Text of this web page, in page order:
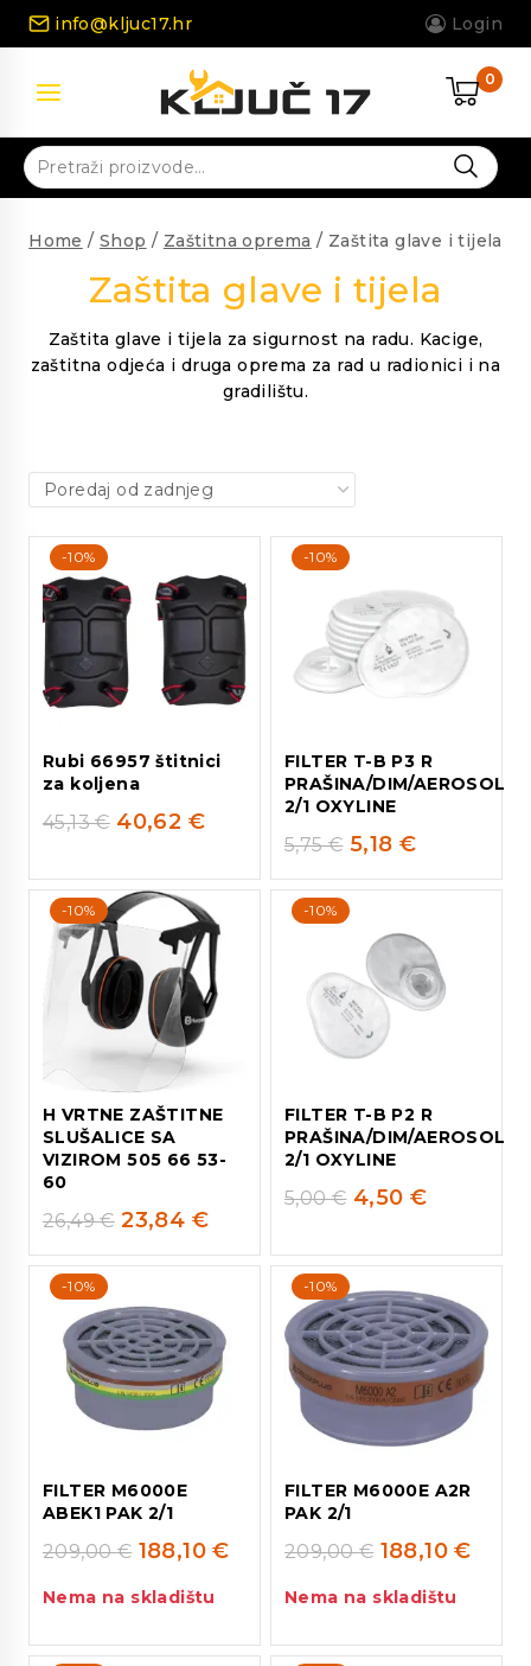
Skip
info@kljuc17.hr Login
0
Pretraži:
Home / Shop / Zaštitna oprema / Zaštita glave i tijela
Zaštita glave i tijela
Zaštita glave i tijela za sigurnost na radu. Kacige,
zaštitna odjeća i druga oprema za rad u radionici i na
gradilištu.
-10%
Rubi 66957 štitnici
za koljena
45,13€ 40,62 €
-10%
FILTER T-B P3 R
PRAŠINA/DIM/AEROSOL
2/1 OXYLINE
5,75€ 5,18 €
-10%
H VRTNE ZAŠTITNE
SLUŠALICE SA
VIZIROM 505 66 53-
60
26,49€ 23,84 €
-10%
FILTER T-B P2 R
PRAŠINA/DIM/AEROSOL
2/1 OXYLINE
5,00€ 4,50 €
-10%
FILTER M6000E
ABEK1 PAK 2/1
209,00€ 188,10€
Nema na skladištu
-10%
FILTER M6000E A2R
PAK 2/1
209,00€ 188,10€
Nema na skladištu